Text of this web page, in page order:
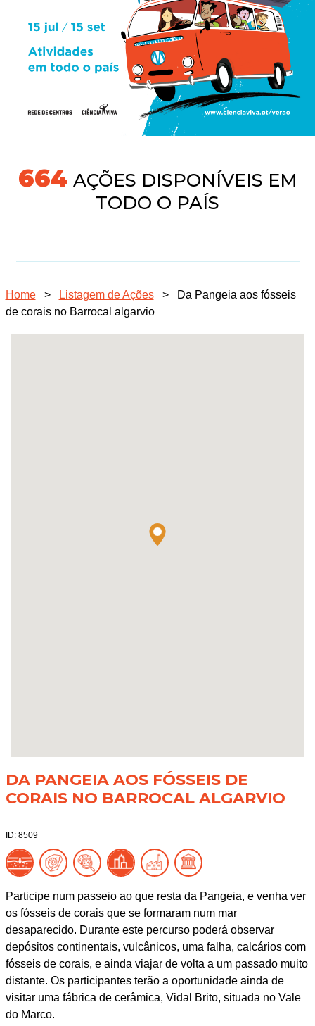
691AÇÕES DISPONÍVEIS EM
TODO O PAÍS
Home > Listagem de Ações >
Da Pangeia aos fósseis
de corais no Barrocal algarvio
DA PANGEIA AOS FÓSSEIS DE
CORAIS NO BARROCAL ALGARVIO
ID: 8509
Participe num passeio ao que resta da Pangeia, e venha ver
os fósseis de corais que se formaram num mar
desaparecido. Durante este percurso poderá observar
depósitos continentais, vulcânicos, uma falha, calcários com
fósseis de corais, e ainda viajar de volta a um passado muito
distante. Os participantes terão a oportunidade ainda de
visitar uma fábrica de cerâmica, Vidal Brito, situada no Vale
do Marco.